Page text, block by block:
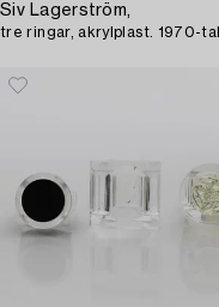
Siv Lagerström,
tre ringar, akrylplast. 1970-tal.